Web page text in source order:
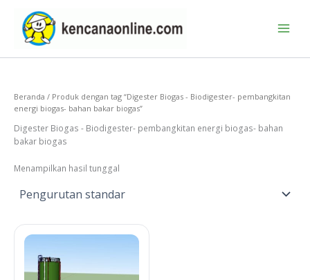
konten
Beranda / Produk dengan tag “Digester Biogas - Biodigester- pembangkitan
energi biogas- bahan bakar biogas”
Digester Biogas - Biodigester- pembangkitan energi biogas- bahan
bakar biogas
Menampilkan hasil tunggal